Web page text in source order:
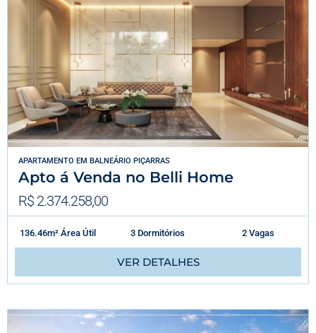
APARTAMENTO EM BALNEÁRIO PIÇARRAS
Apto á Venda no Belli Home
R$ 2.374.258,00
136.46m² Área Útil 3 Dormitórios 2 Vagas
VER DETALHES